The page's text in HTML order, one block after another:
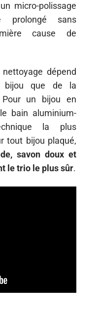
micro-polissage
prolongé sans
cause de
dépend
bijou que de la
Pour un bijou en
bain aluminium-
la plus
tout bijou plaqué,
savon doux et
le trio le plus sûr.